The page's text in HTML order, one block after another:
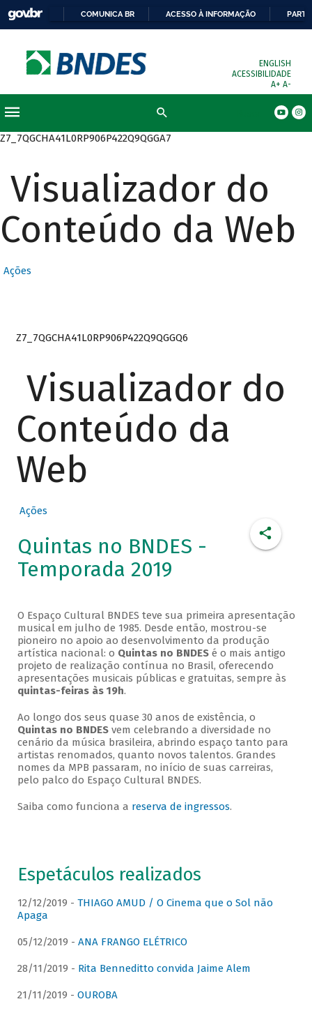
COMUNICA BR ACESSO À INFORMAÇÃO
ENGLISH
ACESSIBILIDADE
A+ A-
Z7_7QGCHA41L0RP906P422Q9QGGA7
Visualizador do
Conteúdo da Web
Ações
Z7_7QGCHA41L0RP906P422Q9QGGQ6
Visualizador do
Conteúdo da
Web
Ações
Quintas no BNDES -
Temporada 2019
O Espaço Cultural BNDES teve sua primeira apresentação
musical em julho de 1985. Desde então, mostrou-se
pioneiro no apoio ao desenvolvimento da produção
artística nacional: o Quintas no BNDESé o mais antigo
projeto de realização contínua no Brasil, oferecendo
apresentações musicais públicas e gratuitas, sempre às
quintas-feiras às 19h.
Ao longo dos seus quase 30 anos de existência, o
Quintas no BNDESvem celebrando a diversidade no
cenário da música brasileira, abrindo espaço tanto para
artistas renomados, quanto novos talentos. Grandes
nomes da MPB passaram, no início de suas carreiras,
pelo palco do Espaço Cultural BNDES.
Saiba como funciona a reserva de ingressos.
Espetáculos realizados
12/12/2019 - THIAGO AMUD / O Cinema que o Sol não
Apaga
05/12/2019 - ANA FRANGO ELÉTRICO
28/11/2019 - Rita Benneditto convida Jaime Alem
21/11/2019 - OUROBA